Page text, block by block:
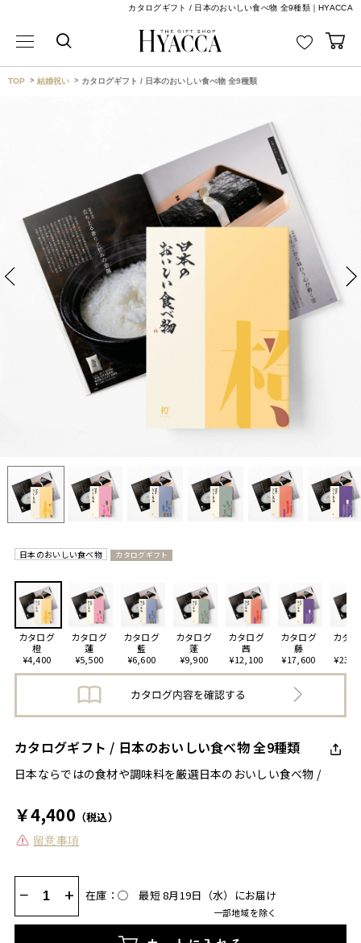
カタログギフト / 日本のおいしい食べ物 全9種類｜HYACCA
TOP 結婚祝い カタログギフト / 日本のおいしい食べ物 全9種類
日本のおいしい食べ物 カタログギフト
カタログ
橙
¥4,400
カタログ
蓮
¥5,500
カタログ
藍
¥6,600
カタログ
蓬
¥9,900
カタログ
茜
¥12,100
カタログ
藤
¥17,600
カタ
カタログギフト / 日本のおいしい食べ物 全9種類
日本ならではの食材や調味料を厳選日本のおいしい食べ物 /
￥4,400 （税込）
留意事項
− + 在庫：◯ 最短 8月19日（水）にお届け
一部地域を除く